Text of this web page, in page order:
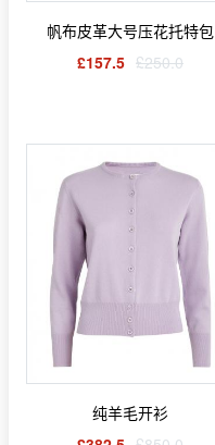
帆布皮革大号压花托特包
£157.5 £250.0
纯羊毛开衫